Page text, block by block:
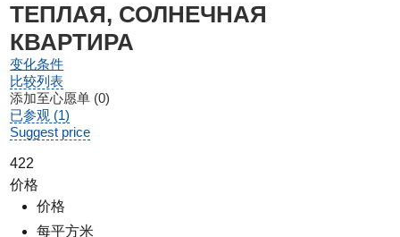
ТЕПЛАЯ, СОЛНЕЧНАЯ
КВАРТИРА
变化条件
比较列表
添加至心愿单 (0)
已参观 (1)
Suggest price
422
价格
价格
每平方米